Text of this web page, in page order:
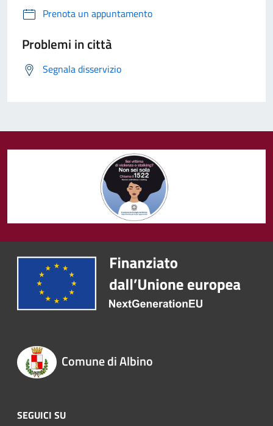
Prenota un appuntamento
Problemi in città
Segnala disservizio
Comune di Albino
SEGUICI SU